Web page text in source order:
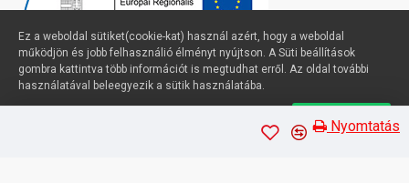
Nyomtatás
Ez a weboldal sütiket(cookie-kat) használ azért, hogy a weboldal
működjön és jobb felhasználió élményt nyújtson. A Süti beállítások
gombra kattintva több információt is megtudhat erről. Az oldal további
használatával beleegyezik a sütik használatába.
Süti beállítások Elfogadom